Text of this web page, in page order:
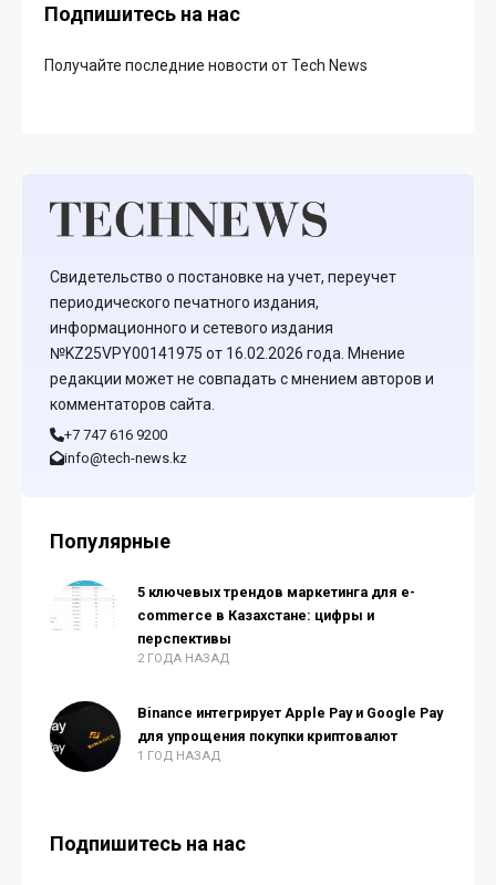
Подпишитесь на нас
Получайте последние новости от Tech News
Свидетельство о постановке на учет, переучет
периодического печатного издания,
информационного и сетевого издания
№KZ25VPY00141975 от 16.02.2026 года. Мнение
редакции может не совпадать с мнением авторов и
комментаторов сайта.
+7 747 616 9200
info@tech-news.kz
Популярные
5 ключевых трендов маркетинга для e-
commerce в Казахстане: цифры и
перспективы
2 ГОДА НАЗАД
Binance интегрирует Apple Pay и Google Pay
для упрощения покупки криптовалют
1 ГОД НАЗАД
Подпишитесь на нас